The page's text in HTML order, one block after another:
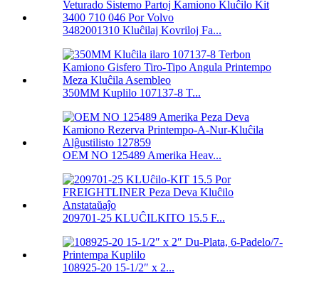
3482001310 Kluĉilaj Kovriloj Fa...
350MM Kuplilo 107137-8 T...
OEM NO 125489 Amerika Heav...
209701-25 KLUĈILKITO 15.5 F...
108925-20 15-1/2″ x 2...